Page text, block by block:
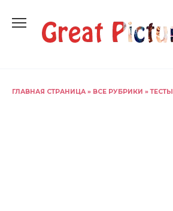
содержанию
ГЛАВНАЯ СТРАНИЦА » ВСЕ РУБРИКИ »ТЕСТЫ